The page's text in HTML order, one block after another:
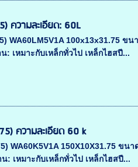
ความละเอียด: 60L
WA60LM5V1A 100x13x31.75 ข
: เหมาะกับเหล็กทั่วไป เหล็กไฮสปี...
ความละเอียด 60 k
WA60K5V1A 150X10X31.75 ข
: เหมาะกับเหล็กทั่วไป เหล็กไฮสปี...